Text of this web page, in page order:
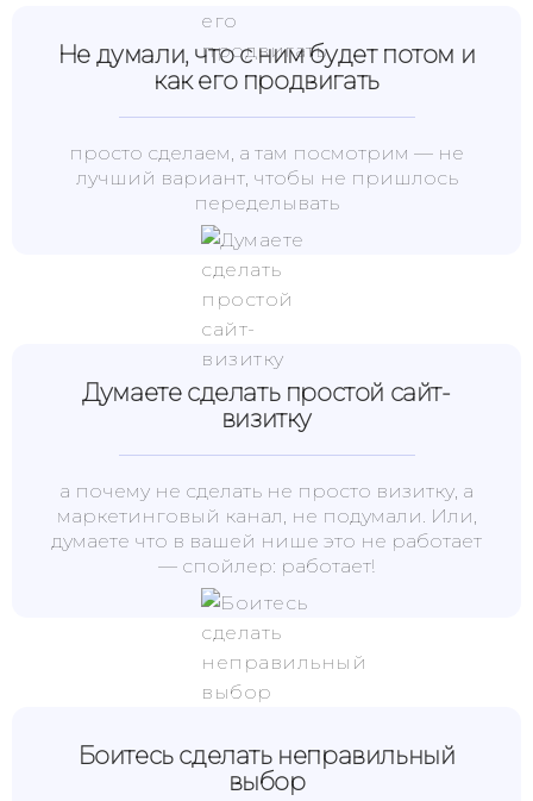
Не думали, что с ним будет потом и
как его продвигать
просто сделаем, а там посмотрим — не
лучший вариант, чтобы не пришлось
переделывать
Думаете сделать простой сайт-
визитку
а почему не сделать не просто визитку, а
маркетинговый канал, не подумали. Или,
думаете что в вашей нише это не работает
— спойлер: работает!
Боитесь сделать неправильный
выбор